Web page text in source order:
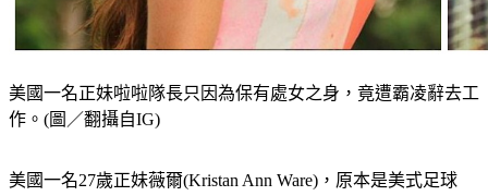
美國一名正妹啦啦隊長只因為保有處女之身，竟遭霸凌辭去工
作。(圖／翻攝自IG)
美國一名27歲正妹薇爾(Kristan Ann Ware)，原本是美式足球